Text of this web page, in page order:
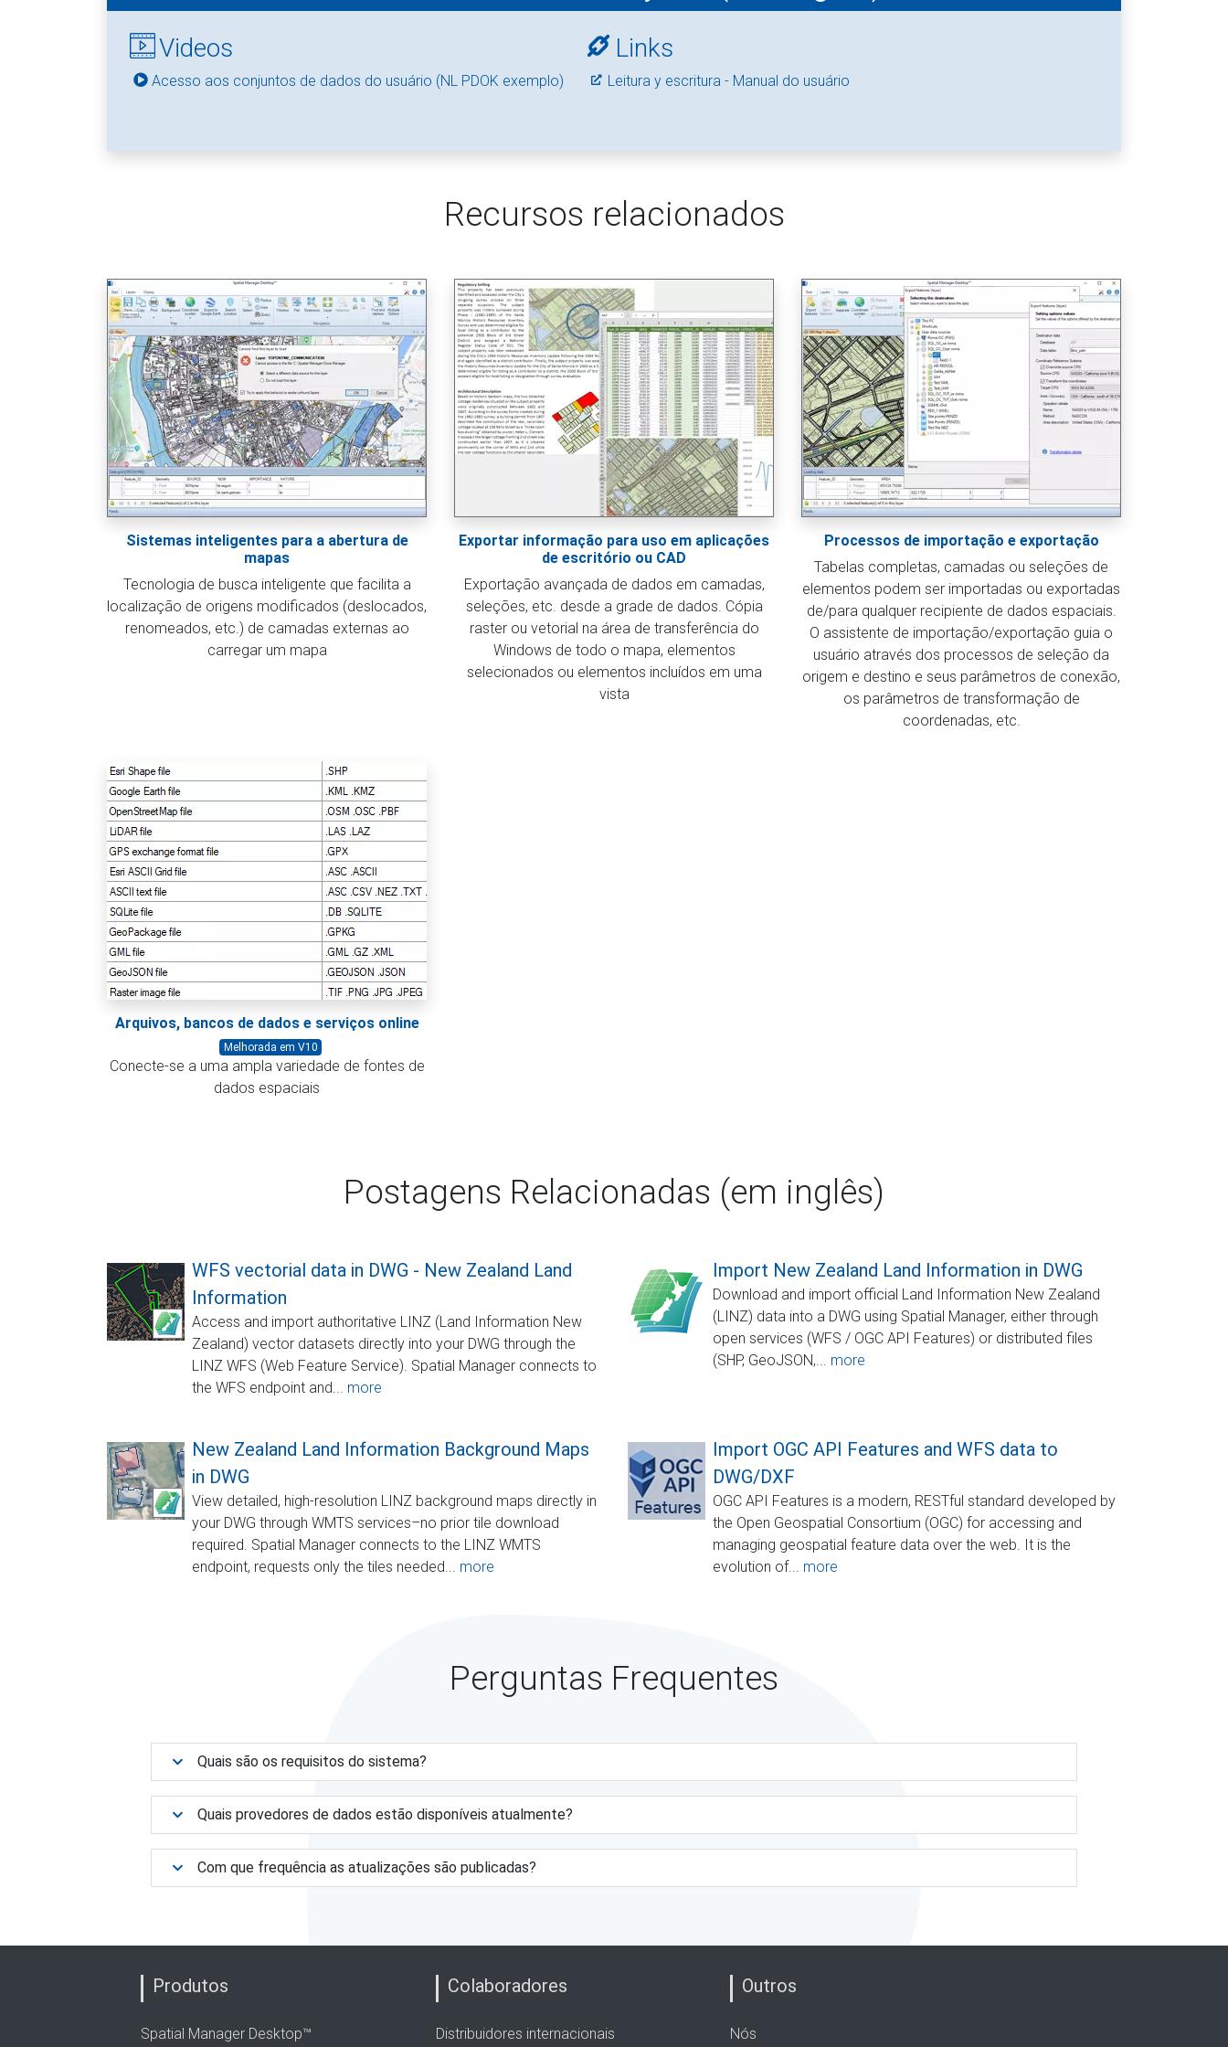
Videos
Acesso aos conjuntos de dados do usuário (NL PDOK exemplo)
Links
Leitura y escritura - Manual do usuário
Recursos relacionados
Sistemas inteligentes para a abertura de
mapas
Tecnologia de busca inteligente que facilita a
localização de origens modificados (deslocados,
renomeados, etc.) de camadas externas ao
carregar um mapa
Exportar informação para uso em aplicações
de escritório ou CAD
Exportação avançada de dados em camadas,
seleções, etc. desde a grade de dados. Cópia
raster ou vetorial na área de transferência do
Windows de todo o mapa, elementos
selecionados ou elementos incluídos em uma
vista
Processos de importação e exportação
Tabelas completas, camadas ou seleções de
elementos podem ser importadas ou exportadas
de/para qualquer recipiente de dados espaciais.
O assistente de importação/exportação guia o
usuário através dos processos de seleção da
origem e destino e seus parâmetros de conexão,
os parâmetros de transformação de
coordenadas, etc.
Arquivos, bancos de dados e serviços online
Melhorada em V10
Conecte-se a uma ampla variedade de fontes de
dados espaciais
Postagens Relacionadas (em inglês)
WFS vectorial data in DWG - New Zealand Land
Information
Access and import authoritative LINZ (Land Information New
Zealand) vector datasets directly into your DWG through the
LINZ WFS (Web Feature Service). Spatial Manager connects to
the WFS endpoint and... more
Import New Zealand Land Information in DWG
Download and import official Land Information New Zealand
(LINZ) data into a DWG using Spatial Manager, either through
open services (WFS / OGC API Features) or distributed files
(SHP, GeoJSON,... more
New Zealand Land Information Background Maps
in DWG
View detailed, high-resolution LINZ background maps directly in
your DWG through WMTS services–no prior tile download
required. Spatial Manager connects to the LINZ WMTS
endpoint, requests only the tiles needed... more
Import OGC API Features and WFS data to
DWG/DXF
OGC API Features is a modern, RESTful standard developed by
the Open Geospatial Consortium (OGC) for accessing and
managing geospatial feature data over the web. It is the
evolution of... more
Perguntas Frequentes
Quais são os requisitos do sistema?
Quais provedores de dados estão disponíveis atualmente?
Com que frequência as atualizações são publicadas?
Produtos
Spatial Manager Desktop™
Colaboradores
Distribuidores internacionais
Outros
Nós